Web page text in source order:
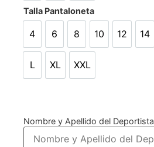
Talla Pantaloneta
4 6 8
8
10 12 14
L XL XXL
Nombre y Apellido del Deportista